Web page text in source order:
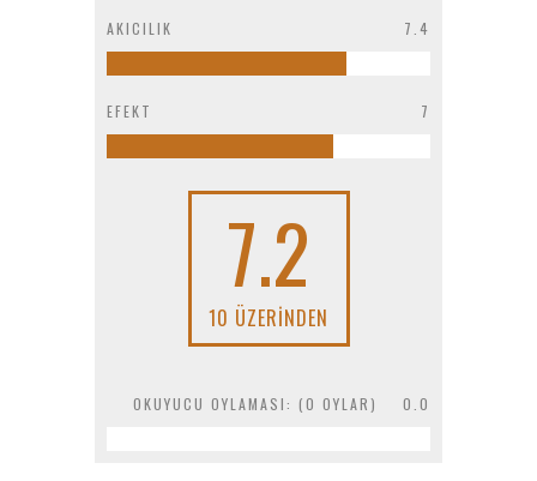
AKICILIK 7.4
EFEKT 7
7.2
10 ÜZERINDEN
OKUYUCU OYLAMASI: (0 OYLAR) 0.0